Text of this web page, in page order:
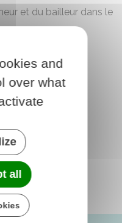
et du bailleur dans le
and
over what
all